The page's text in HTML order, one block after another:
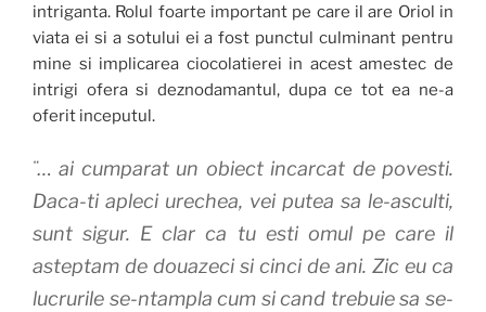
intriganta. Rolul foarte important pe care il are Oriol in
viata ei si a sotului ei a fost punctul culminant pentru
mine si implicarea ciocolatierei in acest amestec de
intrigi ofera si deznodamantul, dupa ce tot ea ne-a
oferit inceputul.
¨… ai cumparat un obiect incarcat de povesti.
Daca-ti apleci urechea, vei putea sa le-asculti,
sunt sigur. E clar ca tu esti omul pe care il
asteptam de douazeci si cinci de ani. Zic eu ca
lucrurile se-ntampla cum si cand trebuie sa se-